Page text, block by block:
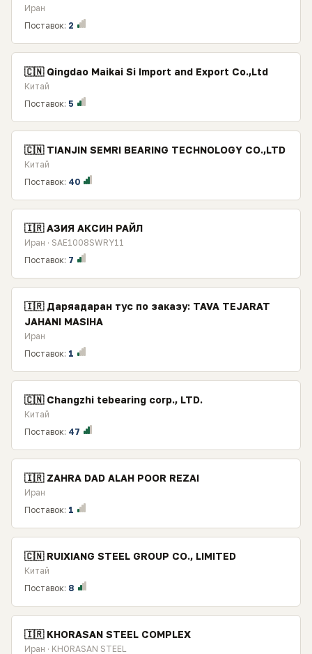
Иран
Поставок: 2
🇨🇳 Qingdao Maikai Si Import and Export Co.,Ltd
Китай
Поставок: 5
🇨🇳 TIANJIN SEMRI BEARING TECHNOLOGY CO.,LTD
Китай
Поставок: 40
🇮🇷 АЗИЯ АКСИН РАЙЛ
Иран · SAE1008SWRY11
Поставок: 7
🇮🇷 Даряадаран тус по заказу: TAVA TEJARAT
JAHANI MASIHA
Иран
Поставок: 1
🇨🇳 Changzhi tebearing corp., LTD.
Китай
Поставок: 47
🇮🇷 ZAHRA DAD ALAH POOR REZAI
Иран
Поставок: 1
🇨🇳 RUIXIANG STEEL GROUP CO., LIMITED
Китай
Поставок: 8
🇮🇷 KHORASAN STEEL COMPLEX
Иран · KHORASAN STEEL